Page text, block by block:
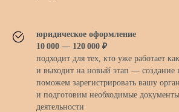
юридическое оформление
10 000 — 120 000 ₽
подходит для тех, кто уже работает
и выходит на новый этап — создание
поможем зарегистрировать вашу
и подготовим необходимые
деятельности